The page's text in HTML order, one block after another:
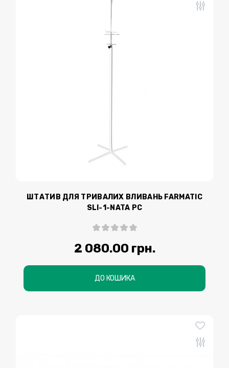
ШТАТИВ ДЛЯ ТРИВАЛИХ ВЛИВАНЬ FARMATIC
SLI-1-NATA РС
2 080.00 грн.
ДО КОШИКА